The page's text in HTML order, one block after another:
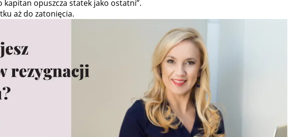
kapitan opuszcza statek jako ostatni”.
aż do zatonięcia.